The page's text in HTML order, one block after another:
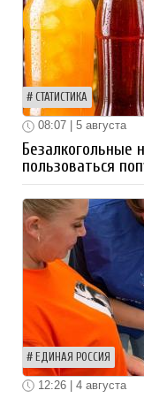
СТАТИСТИКА
08:07 | 5 августа
Безалкогольные
пользоваться
ЕДИНАЯ РОССИЯ
12:26 | 4 августа